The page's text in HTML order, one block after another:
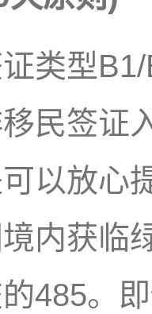
类型
民签证
以放心
内获临
485。